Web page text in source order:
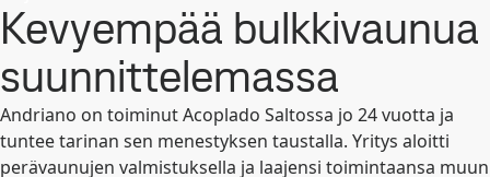
Kevyempää bulkkivaunua
suunnittelemassa
Andriano on toiminut Acoplado Saltossa jo 24 vuotta ja
tuntee tarinan sen menestyksen taustalla. Yritys aloitti
perävaunujen valmistuksella ja laajensi toimintaansa muun